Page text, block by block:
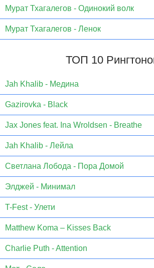
Мурат Тхагалегов - Одинокий волк
Мурат Тхагалегов - Ленок
ТОП 10
Jаh Khаlib - Медина
Gazirovka - Black
Jax Jones feat. Ina Wroldsen - Breathe
Jah Khalib - Лейла
Светлана Лобода - Пора Домой
Элджей - Минимал
T-Fest - Улети
Matthew Koma – Kisses Back
Charlie Puth - Attention